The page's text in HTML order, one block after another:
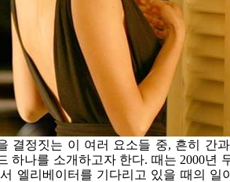
결정짓는 이 여러 요소들 중, 흔히 간
하나를 소개하고자 한다. 때는 2000년
엘리베이터를 기다리고 있을 때의 일